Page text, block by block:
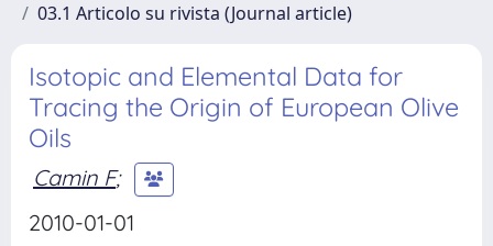
03.1 Articolo su rivista (Journal article)
Isotopic and Elemental Data for
Tracing the Origin of European Olive
Oils
Camin F;
2010-01-01